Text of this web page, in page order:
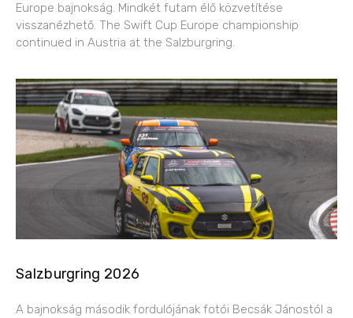
Europe bajnokság. Mindkét futam élő közvetítése
visszanézhető. The Swift Cup Europe championship
continued in Austria at the Salzburgring.
Salzburgring 2026
A bajnokság második fordulójának fotói Becsák Jánostól a